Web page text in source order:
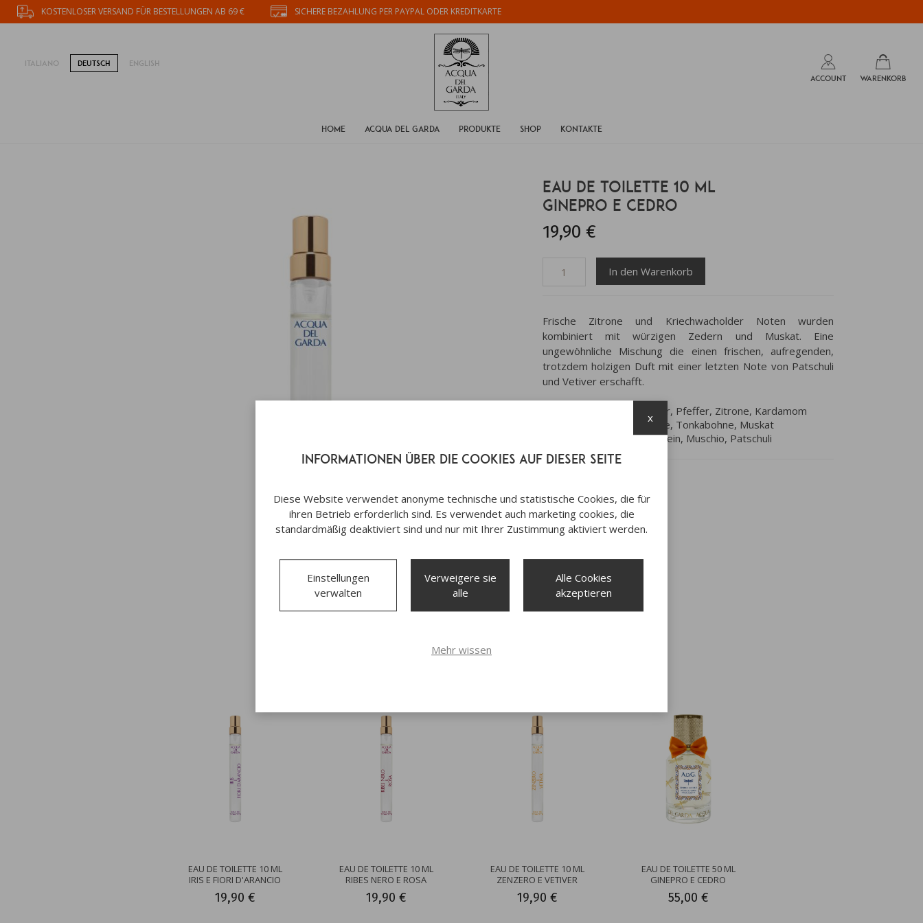
KOSTENLOSER VERSAND FÜR BESTELLUNGEN AB 69 € SICHERE BEZAHLUNG PER PAYPAL ODER KREDITKARTE
ITALIANO DEUTSCH ENGLISH
ACCOUNT
WARENKORB
HOME ACQUA DEL GARDA PRODUKTE SHOP KONTAKTE
EAU DE TOILETTE 10 ML
GINEPRO E CEDRO
19,90 €
Frische Zitrone und Kriechwacholder Noten wurden
kombiniert mit würzigen Zedern und Muskat. Eine
ungewöhnliche Mischung die einen frischen, aufregenden,
trotzdem holzigen Duft mit einer letzten Note von Patschuli
und Vetiver erschafft.
Kriechwacholder, Pfeffer, Zitrone, Kardamom
Zedern, Geranie, Tonkabohne, Muskat
Vetiver, Bernstein, Muschio, Patschuli
Hier einige andere Produkte, die Sie interessieren könnten
EAU DE TOILETTE 10 ML
IRIS E FIORI D'ARANCIO
19,90 €
EAU DE TOILETTE 10 ML
RIBES NERO E ROSA
19,90 €
EAU DE TOILETTE 10 ML
ZENZERO E VETIVER
19,90 €
EAU DE TOILETTE 50 ML
GINEPRO E CEDRO
55,00 €
Informationen über die Cookies auf dieser Seite
Diese Website verwendet anonyme technische und statistische Cookies, die für
ihren Betrieb erforderlich sind. Es verwendet auch marketing cookies, die
standardmäßig deaktiviert sind und nur mit Ihrer Zustimmung aktiviert werden.
Einstellungen
verwalten
Verweigere sie
alle
Alle Cookies
akzeptieren
Mehr wissen
x